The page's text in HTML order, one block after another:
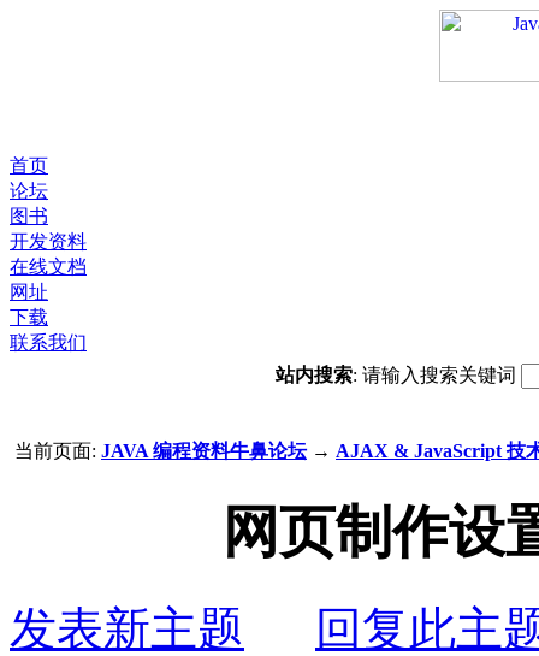
首页
论坛
图书
开发资料
在线文档
网址
下载
联系我们
站内搜索: 请输入搜索关键词
当前页面: JAVA 编程资料牛鼻论坛→ AJAX & JavaScript 技
网页制作设
发表新主题 回复此主